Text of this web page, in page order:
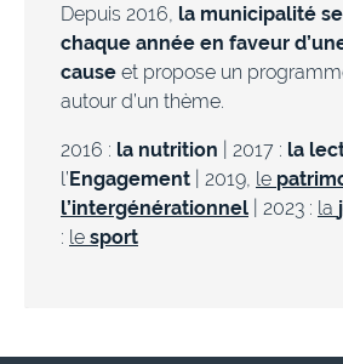
Depuis 2016, la municipalité
chaque année en faveur
cause et propose un
autour d’un thème.
2016 : la nutrition | 2017 : la
l’Engagement | 2019, le
l’intergénérationnel | 2023 : la
: le sport